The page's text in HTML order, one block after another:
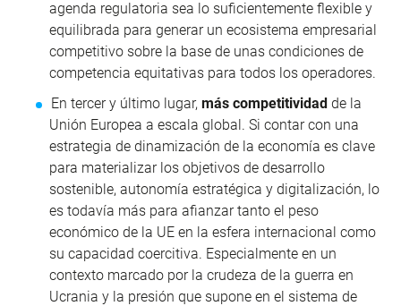
agenda regulatoria sea lo suficientemente flexible y
equilibrada para generar un ecosistema empresarial
competitivo sobre la base de unas condiciones de
competencia equitativas para todos los operadores.
En tercer y último lugar, más competitividad de la
Unión Europea a escala global. Si contar con una
estrategia de dinamización de la economía es clave
para materializar los objetivos de desarrollo
sostenible, autonomía estratégica y digitalización, lo
es todavía más para afianzar tanto el peso
económico de la UE en la esfera internacional como
su capacidad coercitiva. Especialmente en un
contexto marcado por la crudeza de la guerra en
Ucrania y la presión que supone en el sistema de